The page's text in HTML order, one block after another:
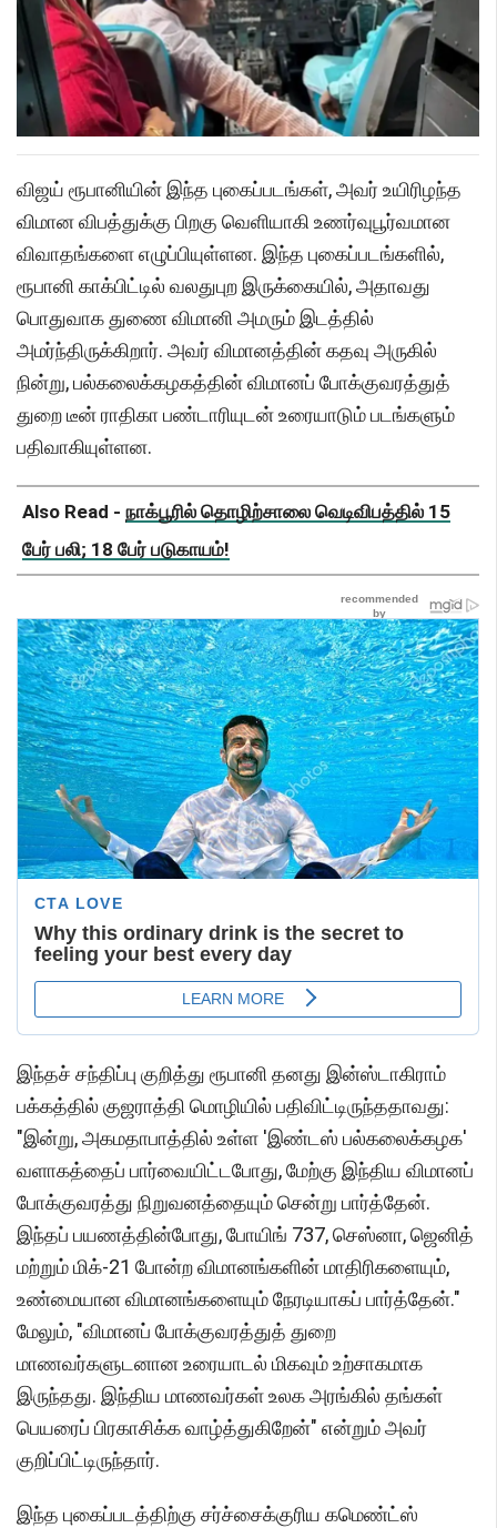
விஜய் ரூபானியின் இந்த புகைப்படங்கள், அவர் உயிரிழந்த
விமான விபத்துக்கு பிறகு வெளியாகி உணர்வுபூர்வமான
விவாதங்களை எழுப்பியுள்ளன. இந்த புகைப்படங்களில்,
ரூபானி காக்பிட்டில் வலதுபுற இருக்கையில், அதாவது
பொதுவாக துணை விமானி அமரும் இடத்தில்
அமர்ந்திருக்கிறார். அவர் விமானத்தின் கதவு அருகில்
நின்று, பல்கலைக்கழகத்தின் விமானப் போக்குவரத்துத்
துறை டீன் ராதிகா பண்டாரியுடன் உரையாடும் படங்களும்
பதிவாகியுள்ளன.
Also Read - நாக்பூரில் தொழிற்சாலை வெடிவிபத்தில் 15
பேர் பலி; 18 பேர் படுகாயம்!
இந்தச் சந்திப்பு குறித்து ரூபானி தனது இன்ஸ்டாகிராம்
பக்கத்தில் குஜராத்தி மொழியில் பதிவிட்டிருந்ததாவது:
"இன்று, அகமதாபாத்தில் உள்ள 'இண்டஸ் பல்கலைக்கழக'
வளாகத்தைப் பார்வையிட்டபோது, மேற்கு இந்திய விமானப்
போக்குவரத்து நிறுவனத்தையும் சென்று பார்த்தேன்.
இந்தப் பயணத்தின்போது, போயிங் 737, செஸ்னா, ஜெனித்
மற்றும் மிக்-21 போன்ற விமானங்களின் மாதிரிகளையும்,
உண்மையான விமானங்களையும் நேரடியாகப் பார்த்தேன்."
மேலும், "விமானப் போக்குவரத்துத் துறை
மாணவர்களுடனான உரையாடல் மிகவும் உற்சாகமாக
இருந்தது. இந்திய மாணவர்கள் உலக அரங்கில் தங்கள்
பெயரைப் பிரகாசிக்க வாழ்த்துகிறேன்" என்றும் அவர்
குறிப்பிட்டிருந்தார்.
இந்த புகைப்படத்திற்கு சர்ச்சைக்குரிய கமெண்ட்ஸ்